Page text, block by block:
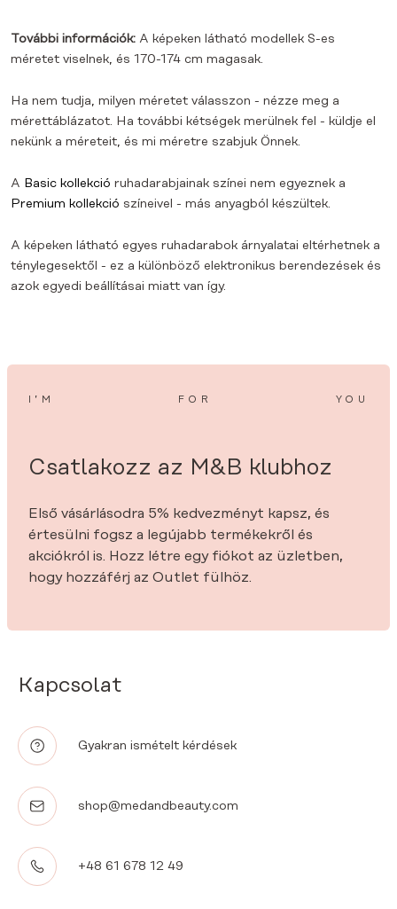
További információk: A képeken látható modellek S-es
méretet viselnek, és 170-174 cm magasak.
Ha nem tudja, milyen méretet válasszon - nézze meg a
mérettáblázatot. Ha további kétségek merülnek fel - küldje el
nekünk a méreteit, és mi méretre szabjuk Önnek.
A Basic kollekció ruhadarabjainak színei nem egyeznek a
Premium kollekció színeivel - más anyagból készültek.
A képeken látható egyes ruhadarabok árnyalatai eltérhetnek a
ténylegesektől - ez a különböző elektronikus berendezések és
azok egyedi beállításai miatt van így.
Kapcsolat
Gyakran ismételt kérdések
shop@medandbeauty.com
+48 61 678 12 49
I’M FOR YOU
Csatlakozz az M&B klubhoz
Első vásárlásodra 5% kedvezményt kapsz, és
értesülni fogsz a legújabb termékekről és
akciókról is. Hozz létre egy fiókot az üzletben,
hogy hozzáférj az Outlet fülhöz.